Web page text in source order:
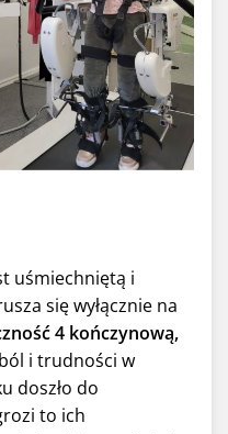
uśmiechniętą i
się wyłącznie na
4 kończynową,
i trudności w
doszło do
to ich